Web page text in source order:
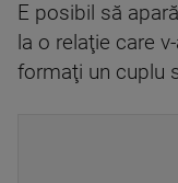
E posibil să
la o relaţie care
formaţi un cuplu